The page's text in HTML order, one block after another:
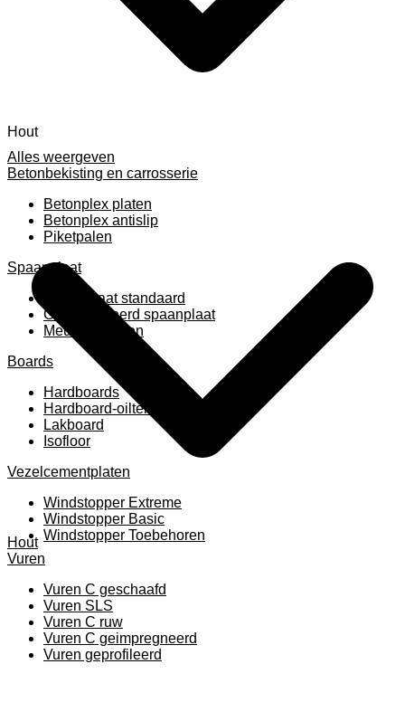
Alles weergeven
Betonbekisting en carrosserie
Betonplex platen
Betonplex antislip
Piketpalen
Spaanplaat
Spaanplaat standaard
Geplastificeerd spaanplaat
Meubelpanelen
Boards
Hardboards
Hardboard-oiltemperated
Lakboard
Isofloor
Vezelcementplaten
Windstopper Extreme
Windstopper Basic
Windstopper Toebehoren
Hout
Hout
Vuren
Vuren C geschaafd
Vuren SLS
Vuren C ruw
Vuren C geimpregneerd
Vuren geprofileerd